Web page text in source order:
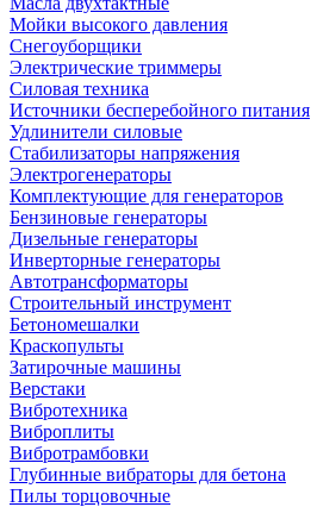
Мойки высокого давления
Снегоуборщики
Электрические триммеры
Силовая техника
Источники бесперебойного питания
Удлинители силовые
Стабилизаторы напряжения
Электрогенераторы
Комплектующие для генераторов
Бензиновые генераторы
Дизельные генераторы
Инверторные генераторы
Автотрансформаторы
Строительный инструмент
Бетономешалки
Краскопульты
Затирочные машины
Верстаки
Вибротехника
Виброплиты
Вибротрамбовки
Глубинные вибраторы для бетона
Пилы торцовочные